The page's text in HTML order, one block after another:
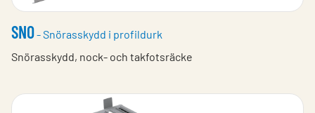
SNO- Snörasskydd i profildurk
Snörasskydd, nock- och takfotsräcke